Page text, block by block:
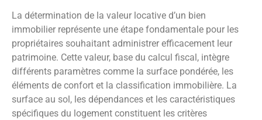
La détermination de la valeur locative d’un bien
immobilier représente une étape fondamentale pour les
propriétaires souhaitant administrer efficacement leur
patrimoine. Cette valeur, base du calcul fiscal, intègre
différents paramètres comme la surface pondérée, les
éléments de confort et la classification immobilière. La
surface au sol, les dépendances et les caractéristiques
spécifiques du logement constituent les critères